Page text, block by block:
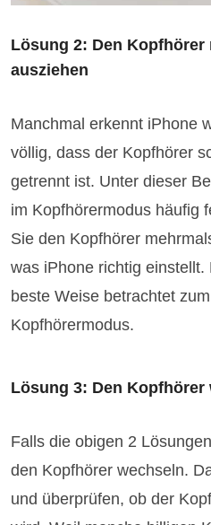
Lösung 2: Den Kopfhörer
ausziehen
Manchmal erkennt iPhone
völlig, dass der Kopfhörer
getrennt ist. Unter dieser
im Kopfhörermodus häufig
Sie den Kopfhörer
was iPhone richtig
beste Weise betrachtet
Kopfhörermodus.
Lösung 3: Den Kopfhörer
Falls die obigen 2
den Kopfhörer wechseln.
und überprüfen, ob der